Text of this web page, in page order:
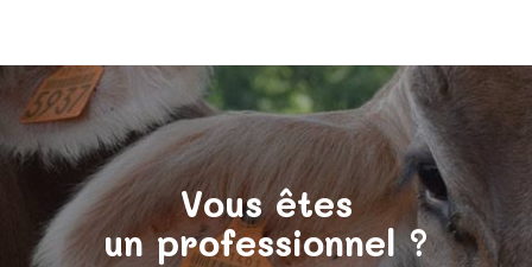
Vous êtes
un professionnel ?